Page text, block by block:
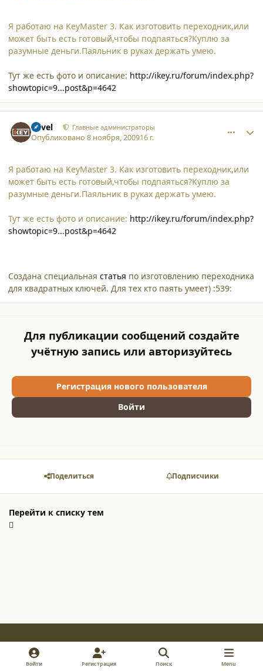
Я работаю на KeyMaster 3. Как изготовить переходник,или
может быть есть готовый,чтобы подпаяться?Куплю за
разумные деньги.Паяльник в руках держать умею.
Тут же есть фото и описание: http://ikey.ru/forum/index.php?
showtopic=9...post&p=4642
Pavel Главные администраторы
Опубликовано8 ноября, 200916 г.
Я работаю на KeyMaster 3. Как изготовить переходник,или
может быть есть готовый,чтобы подпаяться?Куплю за
разумные деньги.Паяльник в руках держать умею.
Тут же есть фото и описание: http://ikey.ru/forum/index.php?
showtopic=9...post&p=4642
Создана специальная статья по изготовлению переходника
для квадратных ключей. Для тех кто паять умеет) :539:
Для публикации сообщений создайте
учётную запись или авторизуйтесь
Регистрация нового пользователя
Войти
Поделиться Подписчики
Перейти к списку тем
Light ModeDark ModeSystem Preference
y
Войти Регистрация Поиск Menu